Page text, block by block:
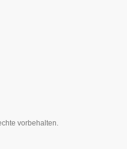
vorbehalten.